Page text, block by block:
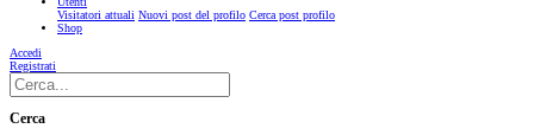
Visitatori attuali Nuovi post del profilo Cerca post profilo
Shop
Accedi
Registrati
Cerca